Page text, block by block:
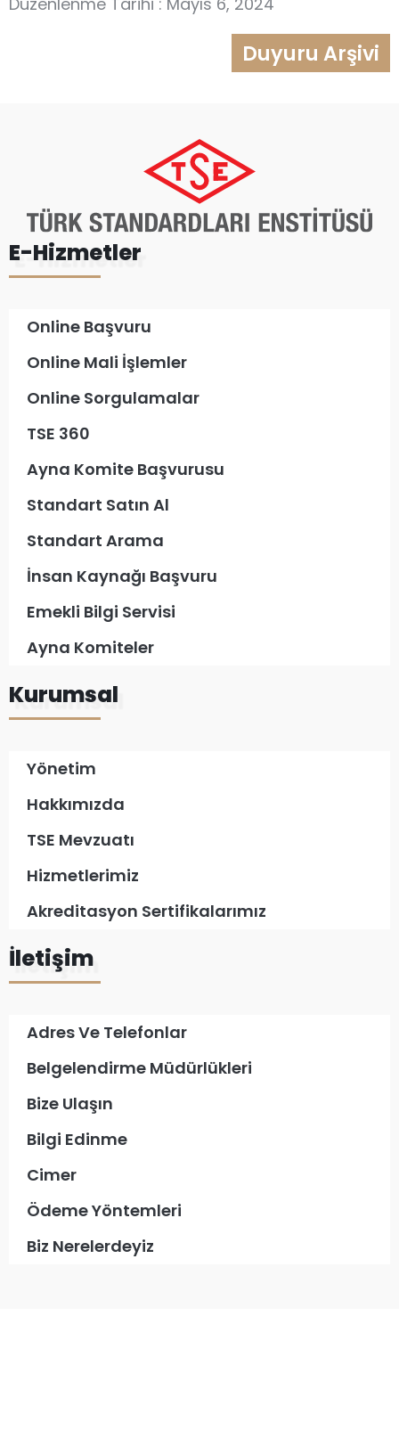
Duyuru Arşivi
E-Hizmetler
Online Başvuru
Online Mali İşlemler
Online Sorgulamalar
TSE 360
Ayna Komite Başvurusu
Standart Satın Al
Standart Arama
İnsan Kaynağı Başvuru
Emekli Bilgi Servisi
Ayna Komiteler
Kurumsal
Yönetim
Hakkımızda
TSE Mevzuatı
Hizmetlerimiz
Akreditasyon Sertifikalarımız
İletişim
Adres Ve Telefonlar
Belgelendirme Müdürlükleri
Bize Ulaşın
Bilgi Edinme
Cimer
Ödeme Yöntemleri
Biz Nerelerdeyiz